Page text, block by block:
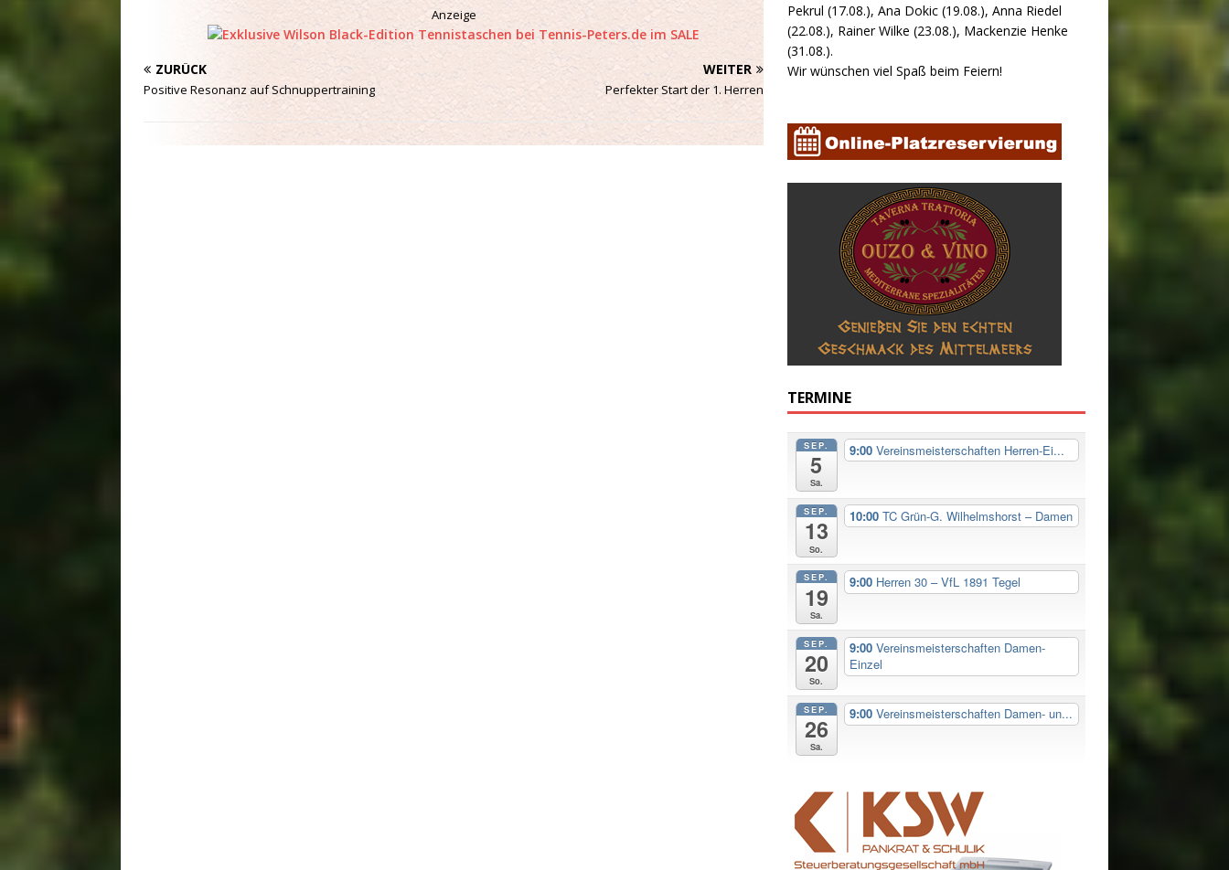
Anzeige
ZURÜCK
Positive Resonanz auf Schnuppertraining
WEITER
Perfekter Start der 1. Herren
Pekrul (17.08.), Ana Dokic (19.08.), Anna Riedel
(22.08.), Rainer Wilke (23.08.), Mackenzie Henke
(31.08.).
Wir wünschen viel Spaß beim Feiern!
TERMINE
SEP.
5
Sa.
9:00Vereinsmeisterschaften Herren-Ei...
SEP.
13
So.
10:00TC Grün-G. Wilhelmshorst – Damen
SEP.
19
Sa.
9:00 Herren 30 – VfL 1891 Tegel
SEP.
20
So.
9:00Vereinsmeisterschaften Damen-
Einzel
SEP.
26
Sa.
9:00Vereinsmeisterschaften Damen- un...